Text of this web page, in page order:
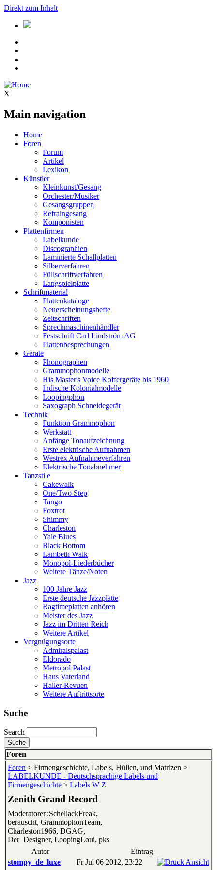
Direkt zum Inhalt
X
Main navigation
Home
Foren
Forum
Artikel
Lexikon
Künstler
Kleinkunst/Gesang
Orchester/Musiker
Gesangsgruppen
Refraingesang
Komponisten
Plattenfirmen
Labelkunde
Discographien
Laminierte Schallplatten
Silberverfahren
Füllschriftverfahren
Langspielplatte
Schriftmaterial
Plattenkataloge
Neuerscheinungshefte
Zeitschriften
Sprechmaschinenhändler
Festschrift Carl Lindström AG
Plattenbesprechungen
Geräte
Phonographen
Grammophonmodelle
His Master's Voice Koffergeräte bis 1960
Indische Kolonialmodelle
Loopingphon
Saxograph Schneidegerät
Technik
Funktion Grammophon
Werkstatt
Anfänge Tonaufzeichnung
Erste elektrische Aufnahmen
Westrex Aufnahmeverfahren
Elektrische Tonabnehmer
Tanzstile
Cakewalk
One/Two Step
Tango
Foxtrot
Shimmy
Charleston
Yale Blues
Black Bottom
Lambeth Walk
Monopol-Liederbücher
Weitere Tänze/Noten
Jazz
100 Jahre Jazz
Erste deutsche Jazzplatte
Ragtimeplatten anhören
Meister des Jazz
Jazz im Dritten Reich
Weitere Artikel
Vergnügungsorte
Admiralspalast
Eldorado
Metropol Palast
Haus Vaterland
Haller-Revuen
Weitere Auftrittsorte
Suche
Search
Foren
Foren > Firmengeschichte, Labels, Hüllen, und Matrizen >
LABELKUNDE - Deutschsprachige Labels und
Firmengeschichte > Labels W-Z
Zenith Grand Record
Moderatoren:SchellackFreak,
berauscht, GrammophonTeam,
Charleston1966, DGAG,
Der_Designer, LoopingLoui, pks
Autor
Eintrag
stompy_de_luxe
Fr Jul 06 2012, 23:22